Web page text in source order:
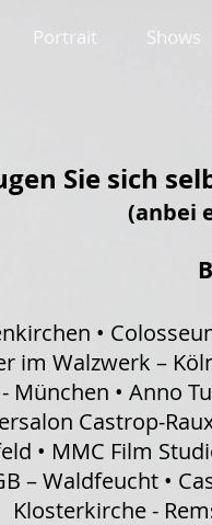
Portrait Shows
Sie sich
(anbei
•
im Walzwerk –
München • Anno
Castrop-
• MMC Film
– Waldfeucht •
Klosterkirche -